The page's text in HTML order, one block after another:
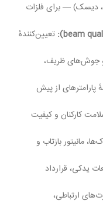
(مثلاً فایبر، CO₂، دیسک) — برای فلزات
تعیین‌کنندهٔ
و جوش‌های ظریف،
پارامترهای از پیش
کارکنان و کیفیت
مانیتور بازتاب و
یدکی، قرارداد
ارتباطی،